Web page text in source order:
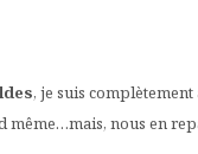
, je suis
même…mais, nous en